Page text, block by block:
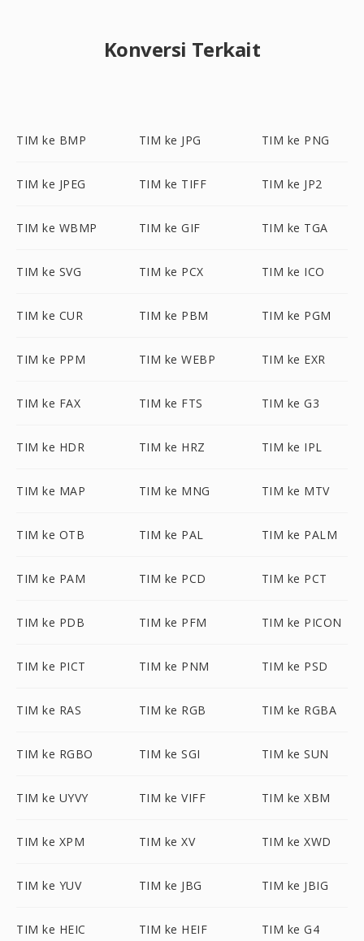
Konversi Terkait
TIM ke BMP TIM ke JPG TIM ke PNG
TIM ke JPEG TIM ke TIFF TIM ke JP2
TIM ke WBMP TIM ke GIF TIM ke TGA
TIM ke SVG TIM ke PCX TIM ke ICO
TIM ke CUR TIM ke PBM TIM ke PGM
TIM ke PPM TIM ke WEBP TIM ke EXR
TIM ke FAX TIM ke FTS TIM ke G3
TIM ke HDR TIM ke HRZ TIM ke IPL
TIM ke MAP TIM ke MNG TIM ke MTV
TIM ke OTB TIM ke PAL TIM ke PALM
TIM ke PAM TIM ke PCD TIM ke PCT
TIM ke PDB TIM ke PFM TIM ke PICON
TIM ke PICT TIM ke PNM TIM ke PSD
TIM ke RAS TIM ke RGB TIM ke RGBA
TIM ke RGBO TIM ke SGI TIM ke SUN
TIM ke UYVY TIM ke VIFF TIM ke XBM
TIM ke XPM TIM ke XV TIM ke XWD
TIM ke YUV TIM ke JBG TIM ke JBIG
TIM ke HEIC TIM ke HEIF TIM ke G4